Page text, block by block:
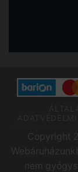
Copyright
nem